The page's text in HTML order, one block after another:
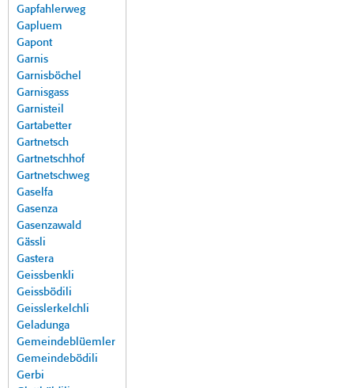
Gapfahlerweg
Gapluem
Gapont
Garnis
Garnisböchel
Garnisgass
Garnisteil
Gartabetter
Gartnetsch
Gartnetschhof
Gartnetschweg
Gaselfa
Gasenza
Gasenzawald
Gässli
Gastera
Geissbenkli
Geissbödili
Geisslerkelchli
Geladunga
Gemeindeblüemler
Gemeindebödili
Gerbi